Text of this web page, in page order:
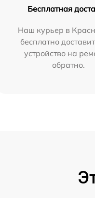
Бесплатная
Наш курьер в
бесплатно
устройство на
обратно.